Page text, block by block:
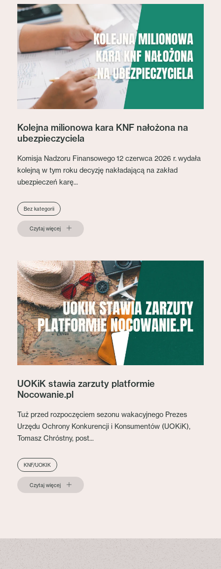
Kolejna milionowa kara KNF nałożona na
ubezpieczyciela
Komisja Nadzoru Finansowego 12 czerwca 2026 r. wydała
kolejną w tym roku decyzję nakładającą na zakład
ubezpieczeń karę...
Bez kategorii
Czytaj więcej
UOKiK stawia zarzuty platformie
Nocowanie.pl
Tuż przed rozpoczęciem sezonu wakacyjnego Prezes
Urzędu Ochrony Konkurencji i Konsumentów (UOKiK),
Tomasz Chróstny, post...
KNF/UOKIK
Czytaj więcej